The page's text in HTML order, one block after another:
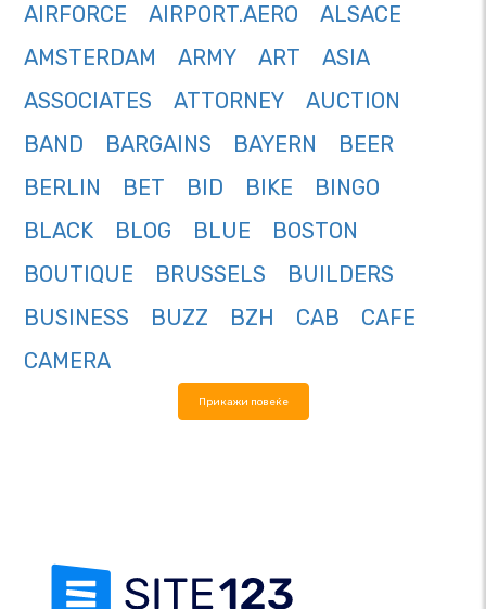
AIRFORCE
AIRPORT.AERO
ALSACE
AMSTERDAM
ARMY ART
ASIA
ASSOCIATES
ATTORNEY
AUCTION
BAND
BARGAINS BAYERN
BEER
BERLIN
BET BID BIKE
BINGO
BLACK
BLOG BLUE
BOSTON
BOUTIQUE
BRUSSELS
BUILDERS
BUSINESS
BUZZ BZH CAB
CAFE
CAMERA
Прикажи повеќе